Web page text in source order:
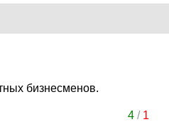
бизнесменов.
4/ 1